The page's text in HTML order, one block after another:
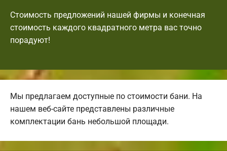
Стоимость предложений нашей фирмы и конечная
стоимость каждого квадратного метра вас точно
порадуют!
Мы предлагаем доступные по стоимости бани. На
нашем веб-сайте представлены различные
комплектации бань небольшой площади.